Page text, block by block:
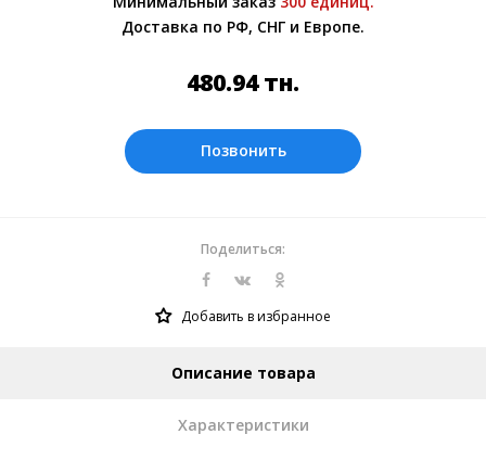
менеджером.
Оплата производится в рублях. Цены на
06.08.2026. Текущий курс 10 руб.= 58.6517
Доставка по РФ, СНГ и Европе.
480.94тн.
Позвонить
Поделиться:
Добавить в избранное
Описание товара
Характеристики